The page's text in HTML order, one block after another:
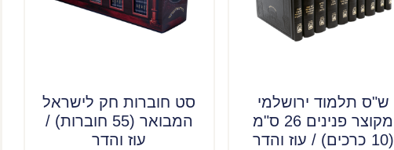
ש"ס תלמוד ירושלמי
מקוצר פנינים 26 ס"מ
(10 כרכים) / עוז והדר
סט חוברות חק לישראל
המבואר (55 חוברות) /
עוז והדר